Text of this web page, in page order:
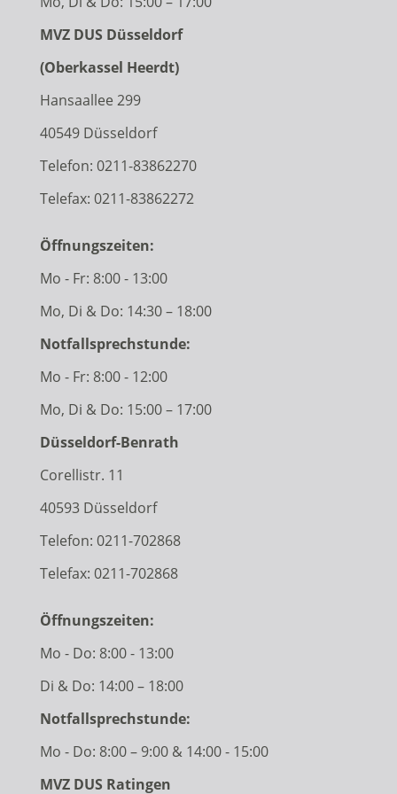
MVZ DUS Düsseldorf
(Oberkassel Heerdt)
Hansaallee 299
40549 Düsseldorf
Telefon: 0211-83862270
Telefax: 0211-83862272
Öffnungszeiten:
Mo - Fr: 8:00 - 13:00
Mo, Di & Do: 14:30 – 18:00
Notfallsprechstunde:
Mo - Fr: 8:00 - 12:00
Mo, Di & Do: 15:00 – 17:00
Düsseldorf-Benrath
Corellistr. 11
40593 Düsseldorf
Telefon: 0211-702868
Telefax: 0211-702868
Öffnungszeiten:
Mo - Do: 8:00 - 13:00
Di & Do: 14:00 – 18:00
Notfallsprechstunde:
Mo - Do: 8:00 – 9:00 & 14:00 - 15:00
MVZ DUS Ratingen